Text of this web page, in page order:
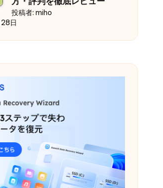
投稿者: miho
日